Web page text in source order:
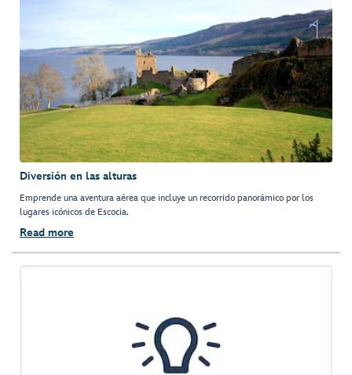
Diversión en las alturas
Emprende una aventura aérea que incluye un recorrido panorámico por los
lugares icónicos de Escocia.
Read more